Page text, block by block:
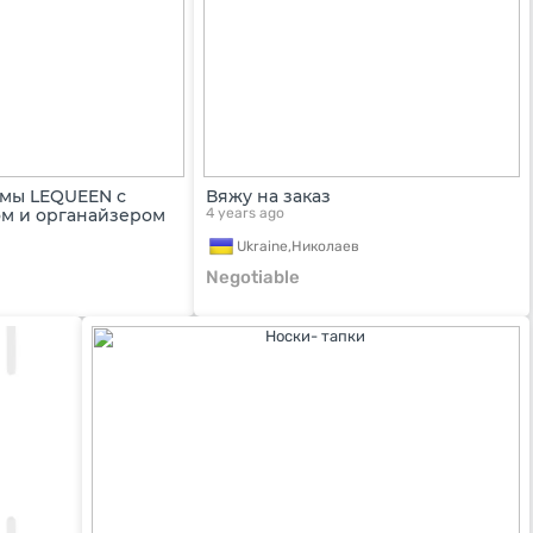
LEQUEEN с
и органайзером
Вяжу на заказ
4 years ago
Ukraine,Николаев
Negotiable